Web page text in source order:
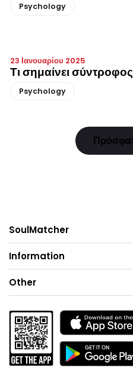
Psychology
23 Ιανουαρίου 2025
Τι σημαίνει
Psychology
SoulMatcher
Information
Other